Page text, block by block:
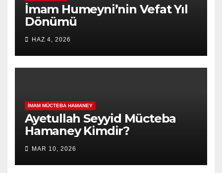
İmam Humeyni’nin Vefat Yıl
Dönümü
HAZ 4, 2026
İMAM MÜCTEBA HAMANEY
Ayetullah Seyyid Mücteba
Hamaney Kimdir?
MAR 10, 2026